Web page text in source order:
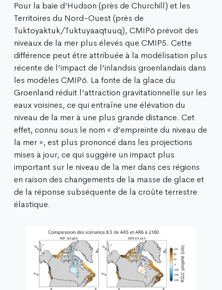
Pour la baie d’Hudson (près de Churchill) et les
Territoires du Nord-Ouest (près de
Tuktoyaktuk/Tuktuyaaqtuuq), CMIP6 prévoit des
niveaux de la mer plus élevés que CMIP5. Cette
différence peut être attribuée à la modélisation plus
récente de l’impact de l’inlandsis groenlandais dans
les modèles CMIP6. La fonte de la glace du
Groenland réduit l’attraction gravitationnelle sur les
eaux voisines, ce qui entraîne une élévation du
niveau de la mer à une plus grande distance. Cet
effet, connu sous le nom « d’empreinte du niveau de
la mer », est plus prononcé dans les projections
mises à jour, ce qui suggère un impact plus
important sur le niveau de la mer dans ces régions
en raison des changements de la masse de glace et
de la réponse subséquente de la croûte terrestre
élastique.